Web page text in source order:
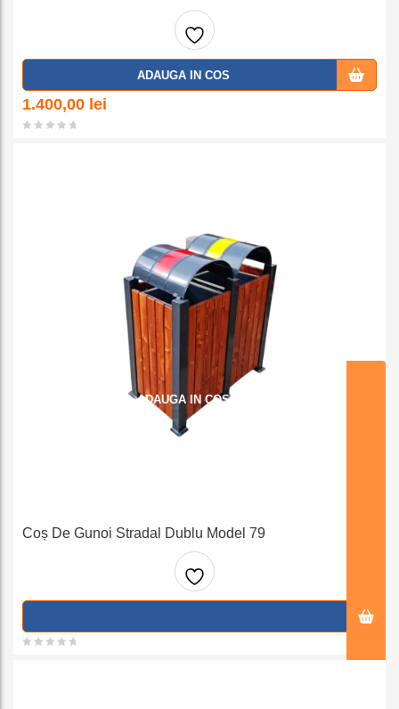
Adaug
ADAUGA IN COS
1.400,00 lei
Coș De Gunoi Stradal Dublu Model 79
Adaug
ADAUGA IN COS